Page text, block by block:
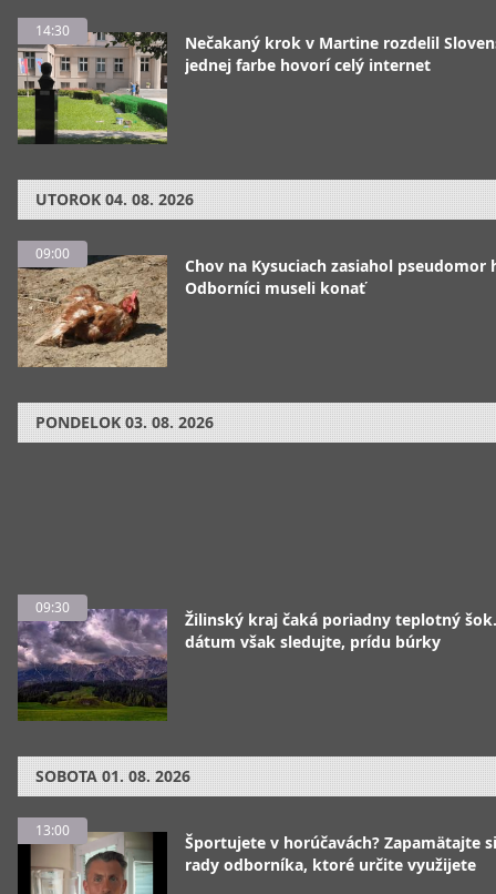
14:30
Nečakaný krok v Martine rozdelil
jednej farbe hovorí celý internet
UTOROK 04. 08. 2026
09:00
Chov na Kysuciach zasiahol pseudomor
Odborníci museli konať
PONDELOK 03. 08. 2026
09:30
Žilinský kraj čaká poriadny teplotný
dátum však sledujte, prídu búrky
SOBOTA 01. 08. 2026
13:00
Športujete v horúčavách? Zapamätajte
rady odborníka, ktoré určite využijete